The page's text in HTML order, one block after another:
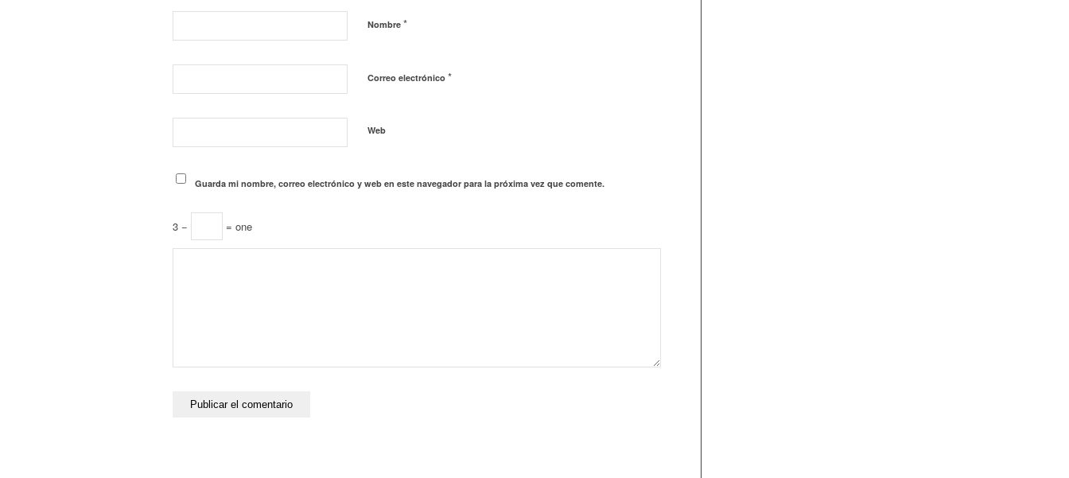
Nombre *
Correo electrónico *
Web
Guarda mi nombre, correo electrónico y web en este navegador para la próxima vez que comente.
3 − = one